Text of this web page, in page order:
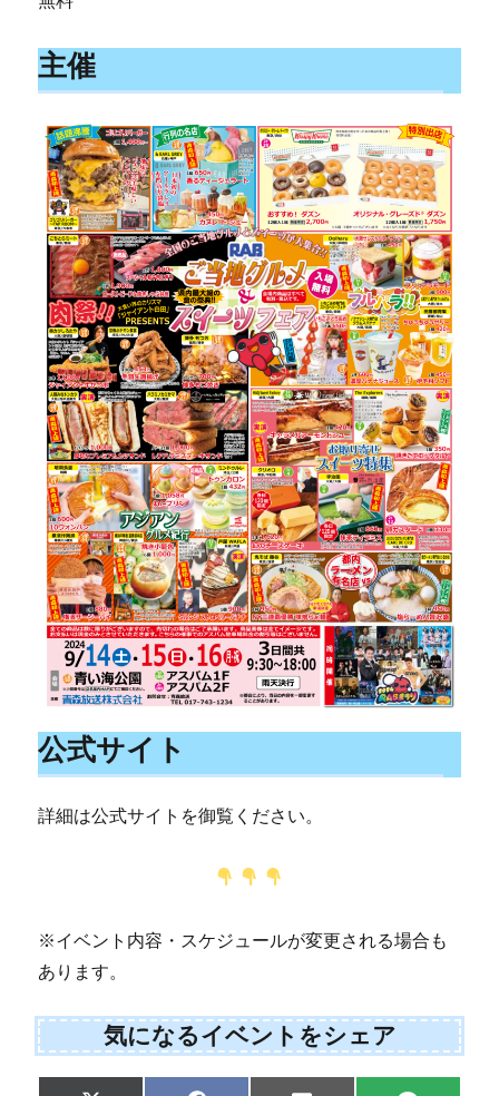
主催
公式サイト
詳細は公式サイトを御覧ください。
※イベント内容・スケジュールが変更される場合も
あります。
気になるイベントをシェア